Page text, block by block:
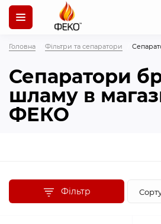
Головна Фільтри та сепаратори
Сепаратори
шламу в
ФЕКО
Фільтр